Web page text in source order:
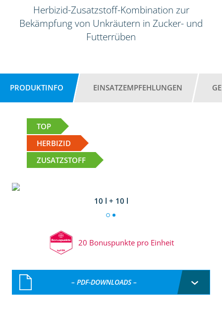
Herbizid-Zusatzstoff-Kombination zur
Bekämpfung von Unkräutern in Zucker- und
Futterrüben
PRODUKTINFO EINSATZEMPFEHLUNGEN
TOP
HERBIZID
ZUSATZSTOFF
10 l + 10 l
20 Bonuspunkte pro Einheit
– PDF-DOWNLOADS –